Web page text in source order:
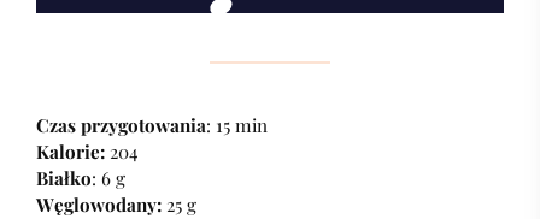
Czas przygotowania: 15 min
Kalorie: 204
Białko: 6 g
Węglowodany: 25 g